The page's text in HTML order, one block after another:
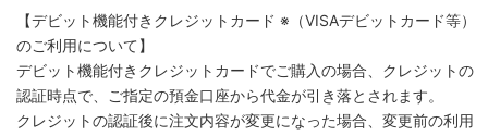
【デビット機能付きクレジットカード ※（VISAデビットカード等）
のご利用について】
デビット機能付きクレジットカードでご購入の場合、クレジットの
認証時点で、ご指定の預金口座から代金が引き落とされます。
クレジットの認証後に注文内容が変更になった場合、変更前の利用